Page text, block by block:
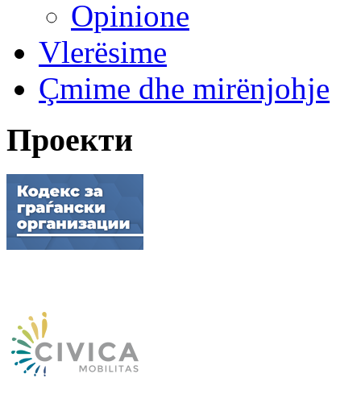
Opinione
Vlerësime
Çmime dhe mirënjohje
Проекти